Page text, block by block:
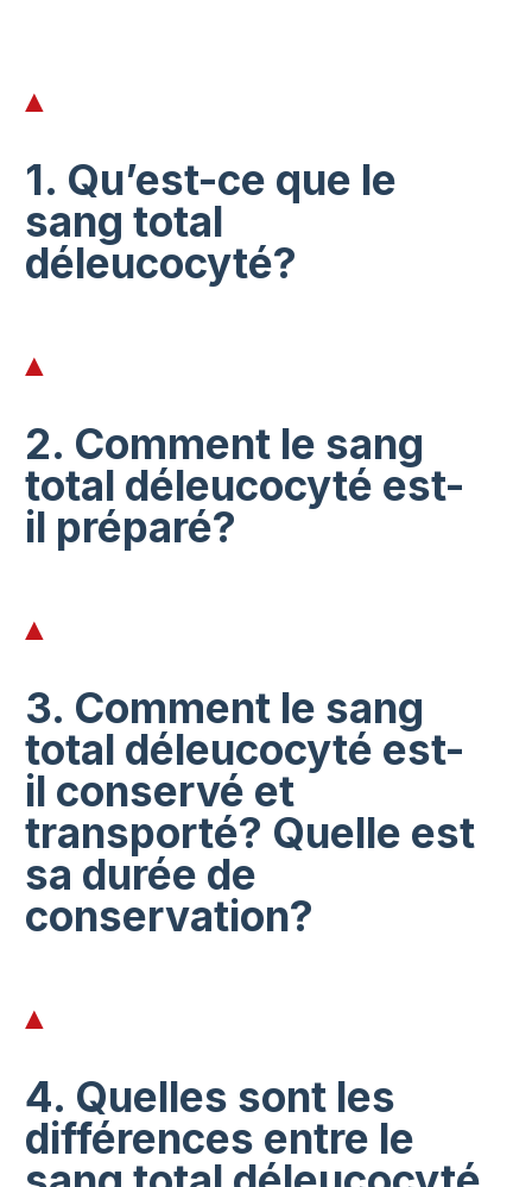
1. Qu’est-ce que le
sang total
déleucocyté?
2. Comment le sang
total déleucocyté est-
il préparé?
3. Comment le sang
total déleucocyté est-
il conservé et
transporté? Quelle est
sa durée de
conservation?
4. Quelles sont les
différences entre le